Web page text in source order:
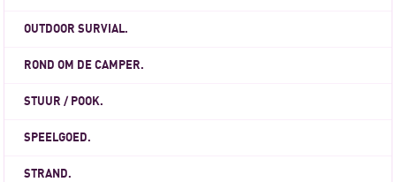
OUTDOOR SURVIAL.
ROND OM DE CAMPER.
STUUR / POOK.
SPEELGOED.
STRAND.